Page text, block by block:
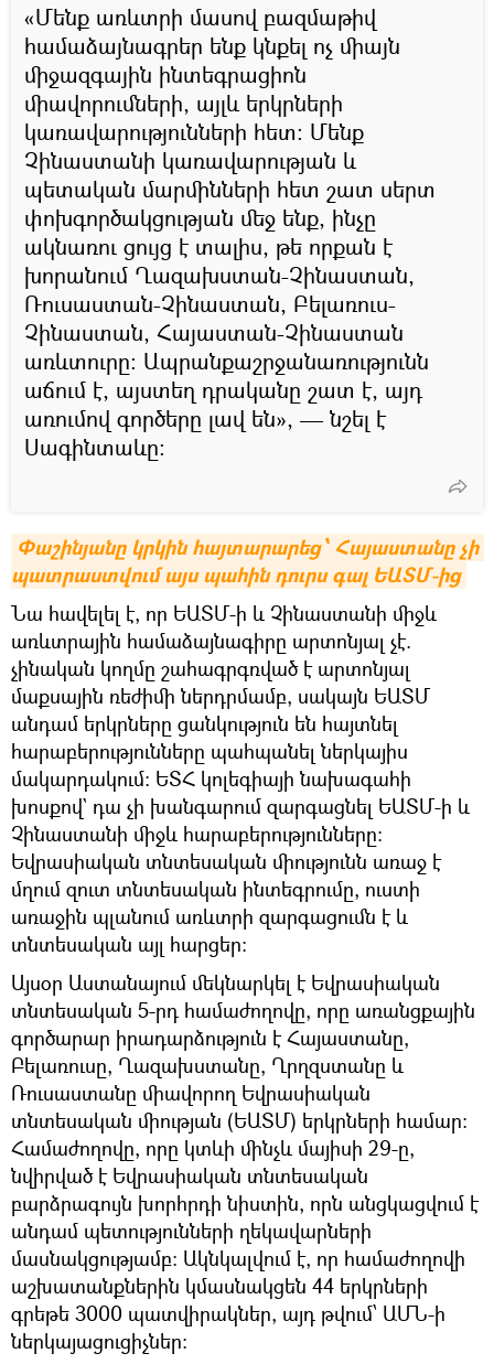
«Մենք առևտրի մասով բազմաթիվ
համաձայնագրեր ենք կնքել ոչ միայն
միջազգային ինտեգրացիոն
միավորումների, այլև երկրների
կառավարությունների հետ։ Մենք
Չինաստանի կառավարության և
պետական մարմինների հետ շատ սերտ
փոխգործակցության մեջ ենք, ինչը
ակնառու ցույց է տալիս, թե որքան է
խորանում Ղազախստան-Չինաստան,
Ռուսաստան-Չինաստան, Բելառուս-
Չինաստան, Հայաստան-Չինաստան
առևտուրը։ Ապրանքաշրջանառությունն
աճում է, այստեղ դրականը շատ է, այդ
առումով գործերը լավ են», — նշել է
Սագինտաևը։
Փաշինյանը կրկին հայտարարեց՝ Հայաստանը չի
պատրաստվում այս պահին դուրս գալ ԵԱՏՄ-ից
Նա հավելել է, որ ԵԱՏՄ-ի և Չինաստանի միջև
առևտրային համաձայնագիրը արտոնյալ չէ.
չինական կողմը շահագրգռված է արտոնյալ
մաքսային ռեժիմի ներդրմամբ, սակայն ԵԱՏՄ
անդամ երկրները ցանկություն են հայտնել
հարաբերությունները պահպանել ներկայիս
մակարդակում: ԵՏՀ կոլեգիայի նախագահի
խոսքով` դա չի խանգարում զարգացնել ԵԱՏՄ-ի և
Չինաստանի միջև հարաբերությունները։
Եվրասիական տնտեսական միությունն առաջ է
մղում զուտ տնտեսական ինտեգրումը, ուստի
առաջին պլանում առևտրի զարգացումն է և
տնտեսական այլ հարցեր:
Այսօր Աստանայում մեկնարկել է Եվրասիական
տնտեսական 5-րդ համաժողովը, որը առանցքային
գործարար իրադարձություն է Հայաստանը,
Բելառուսը, Ղազախստանը, Ղրղզստանը և
Ռուսաստանը միավորող Եվրասիական
տնտեսական միության (ԵԱՏՄ) երկրների համար:
Համաժողովը, որը կտևի մինչև մայիսի 29-ը,
նվիրված է Եվրասիական տնտեսական
բարձրագույն խորհրդի նիստին, որն անցկացվում է
անդամ պետությունների ղեկավարների
մասնակցությամբ: Ակնկալվում է, որ համաժողովի
աշխատանքներին կմասնակցեն 44 երկրների
գրեթե 3000 պատվիրակներ, այդ թվում՝ ԱՄՆ-ի
ներկայացուցիչներ: